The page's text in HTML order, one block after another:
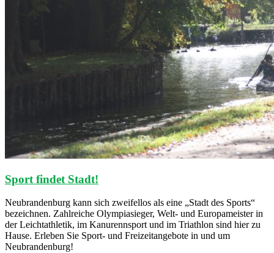
Sport findet Stadt!
Neubrandenburg kann sich zweifellos als eine „Stadt des Sports“
bezeichnen. Zahlreiche Olympiasieger, Welt- und Europameister in
der Leichtathletik, im Kanurennsport und im Triathlon sind hier zu
Hause. Erleben Sie Sport- und Freizeitangebote in und um
Neubrandenburg!